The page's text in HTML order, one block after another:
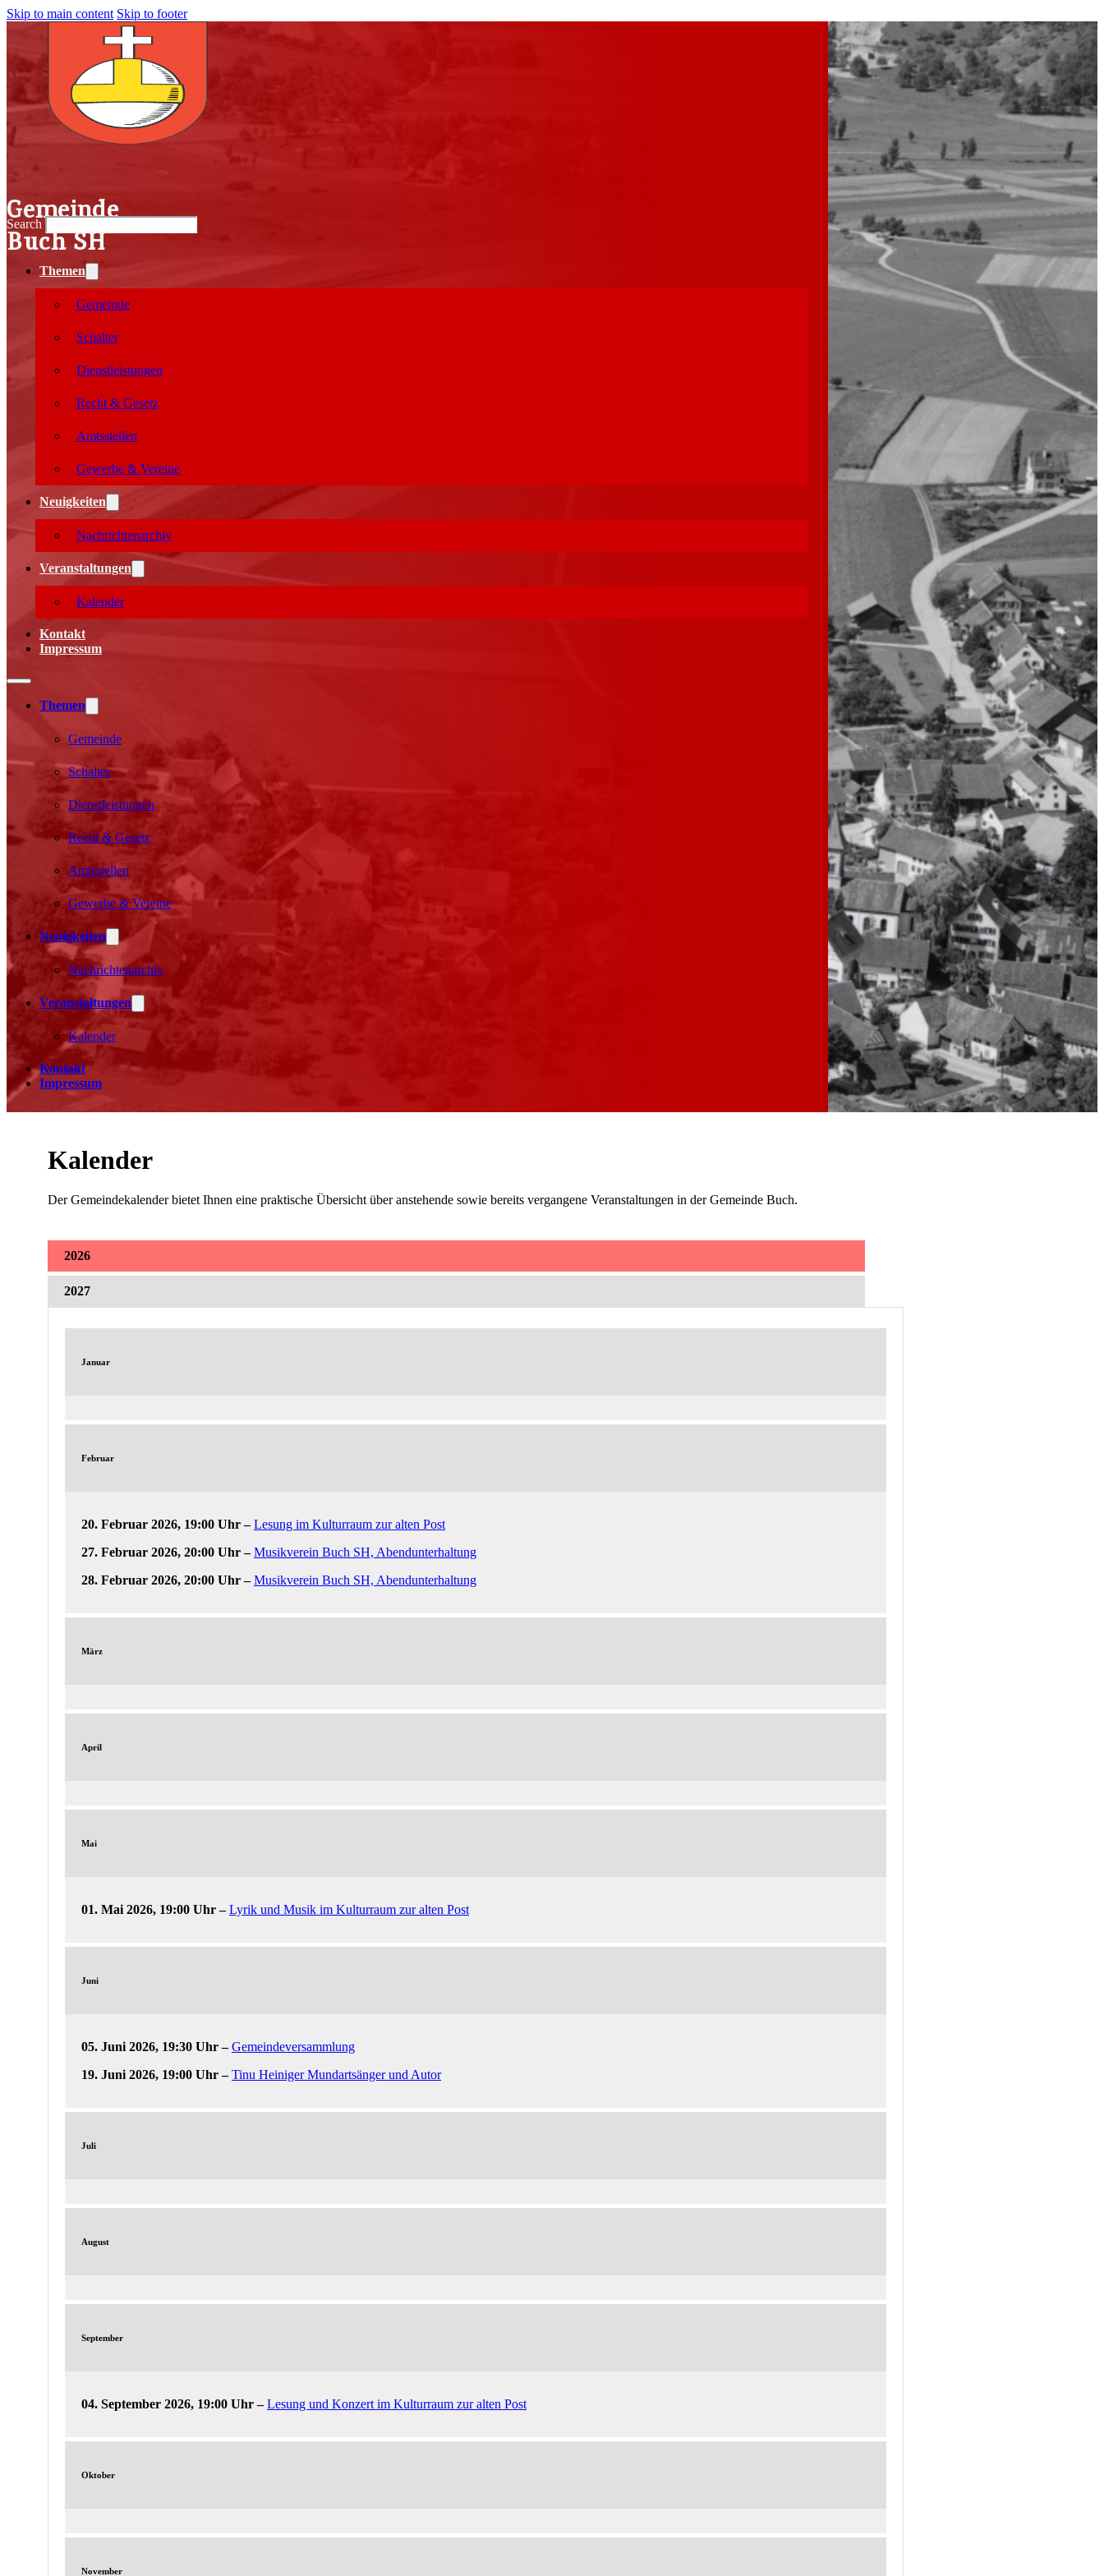
Skip to main content Skip to footer
Gemeinde
Buch SH
Search
Themen
Gemeinde
Schalter
Dienstleistungen
Recht & Gesetz
Amtsstellen
Gewerbe & Vereine
Neuigkeiten
Nachrichtenarchiv
Veranstaltungen
Kalender
Kontakt
Impressum
Themen
Gemeinde
Schalter
Dienstleistungen
Recht & Gesetz
Amtsstellen
Gewerbe & Vereine
Neuigkeiten
Nachrichtenarchiv
Veranstaltungen
Kalender
Kontakt
Impressum
Kalender
Der Gemeindekalender bietet Ihnen eine praktische Übersicht über anstehende sowie bereits vergangene Veranstaltungen in der Gemeinde Buch.
2026
2027
Januar
Februar
20. Februar 2026, 19:00 Uhr– Lesung im Kulturraum zur alten Post
27. Februar 2026, 20:00 Uhr– Musikverein Buch SH, Abendunterhaltung
28. Februar 2026, 20:00 Uhr– Musikverein Buch SH, Abendunterhaltung
März
April
Mai
01. Mai 2026, 19:00 Uhr– Lyrik und Musik im Kulturraum zur alten Post
Juni
05. Juni 2026, 19:30 Uhr– Gemeindeversammlung
19. Juni 2026, 19:00 Uhr– Tinu Heiniger Mundartsänger und Autor
Juli
August
September
04. September 2026, 19:00 Uhr– Lesung und Konzert im Kulturraum zur alten Post
Oktober
November